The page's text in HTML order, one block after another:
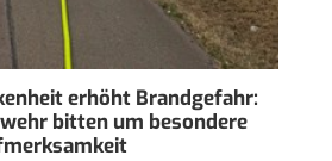
erhöht Brandgefahr:
bitten um besondere